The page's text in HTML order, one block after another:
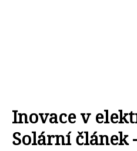
Inovace v
Solární článek